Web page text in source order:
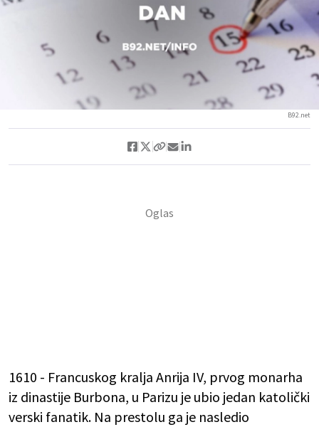
B92.net
1610 - Francuskog kralja Anrija IV, prvog monarha
iz dinastije Burbona, u Parizu je ubio jedan katolički
verski fanatik. Na prestolu ga je nasledio